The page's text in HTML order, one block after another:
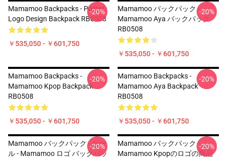
Mamamoo Backpacks - Poster
Logo Design Backpack RB0508
￥535,050 - ￥601,750
-20%
Mamamoo バックパック -
Mamamoo Aya バックパック
RB0508
￥535,050 - ￥601,750
-20%
Mamamoo Backpacks -
Mamamoo Kpop Backpack
RB0508
￥535,050 - ￥601,750
-20%
Mamamoo Backpacks -
Mamamoo Aya Backpack
RB0508
￥535,050 - ￥601,750
-20%
Mamamoo バックパック - セー
ル - Mamamoo ロゴ バックパッ
-20%
Mamamoo バックパック -
Mamamoo Kpopのロゴの商品
-20%